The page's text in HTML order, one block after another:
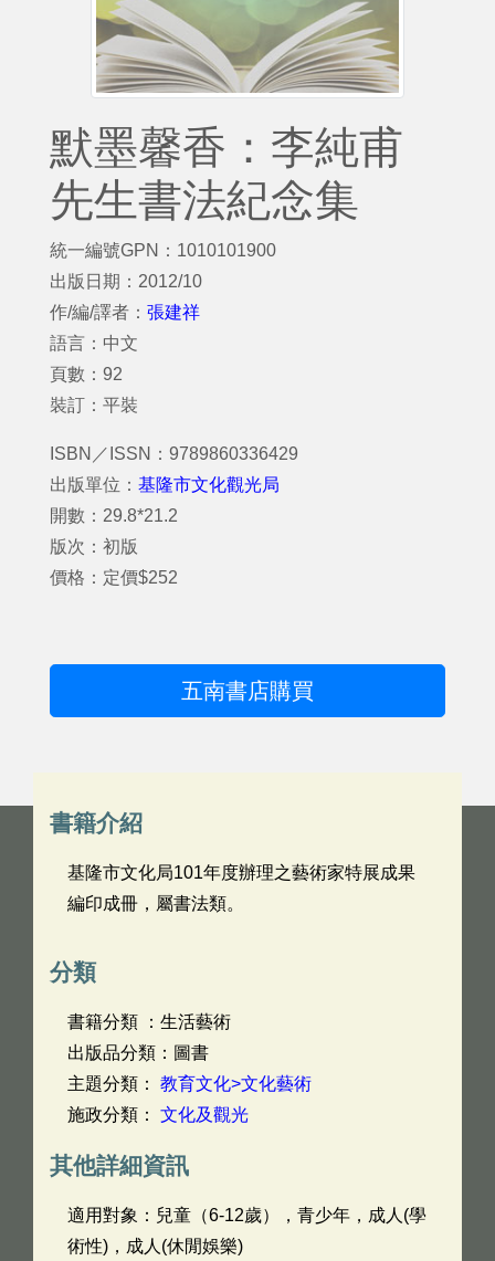
默墨馨香：李純甫
先生書法紀念集
統一編號GPN：1010101900
出版日期：2012/10
作/編/譯者： 張建祥
語言：中文
頁數：92
裝訂：平裝
ISBN／ISSN：9789860336429
出版單位： 基隆市文化觀光局
開數：29.8*21.2
版次：初版
價格：定價$252
五南書店購買
書籍介紹
基隆市文化局101年度辦理之藝術家特展成果
編印成冊，屬書法類。
分類
書籍分類 ：生活藝術
出版品分類：圖書
主題分類： 教育文化>文化藝術
施政分類： 文化及觀光
其他詳細資訊
適用對象：兒童（6-12歲），青少年，成人(學
術性)，成人(休閒娛樂)